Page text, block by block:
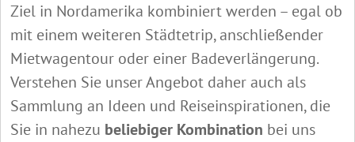
Ziel in Nordamerika kombiniert werden – egal ob
mit einem weiteren Städtetrip, anschließender
Mietwagentour oder einer Badeverlängerung.
Verstehen Sie unser Angebot daher auch als
Sammlung an Ideen und Reiseinspirationen, die
Sie in nahezu beliebiger Kombination bei uns